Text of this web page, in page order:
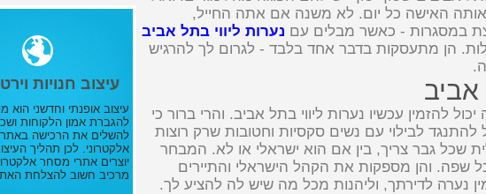
האישה כל יום. לא משנה אם אתה החייל,
במסגרות - כאשר מבלים עם נערות ליווי בתל אביב
הן מתעסקות בדבר אחד בלבד - לגרום לך להרגיש
אביב
להזמין עכשיו נערות ליווי בתל אביב. והרי ברור כי
להתנגד לבילוי עם נשים סקסיות וחטובות שרק רוצות
שכל גבר צריך, בין אם הוא ישראלי או לא. המבחר
שפה. והן מספקות את הקהל הישראלי והתיירים
נערה לדירתך, וליהנות מכל מה שיש לה להציע לך.
עיצוב חנויות
עיצוב אופנתי וחדשני הוא
להגברת אמון הלקוחות
להשלים את הרכישה
אלקטרוני. לכן תהליך
יוצרים אתרי מסחר
מרכיב חשוב להצלחת